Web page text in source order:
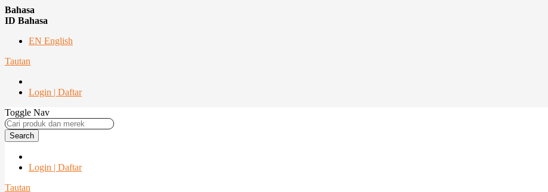
Bahasa
ID Bahasa
EN English
Tautan
Login | Daftar
Toggle Nav
Search
Login | Daftar
Tautan